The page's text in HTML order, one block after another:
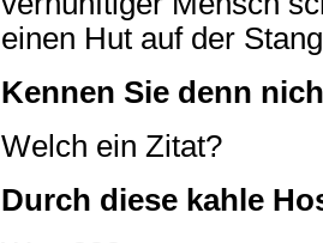
einen Hut auf der
Kennen Sie denn
Welch ein Zitat?
Durch diese kahle